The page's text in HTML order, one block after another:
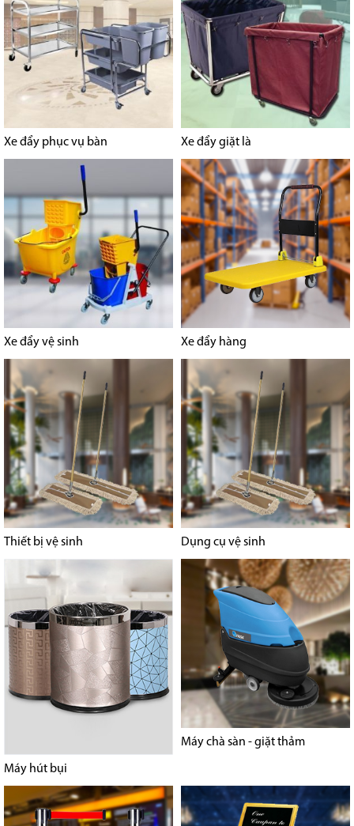
Xe đẩy phục vụ bàn Xe đẩy giặt là
Xe đẩy vệ sinh Xe đẩy hàng
Thiết bị vệ sinh Dụng cụ vệ sinh
Máy hút bụi
Máy chà sàn - giặt thảm